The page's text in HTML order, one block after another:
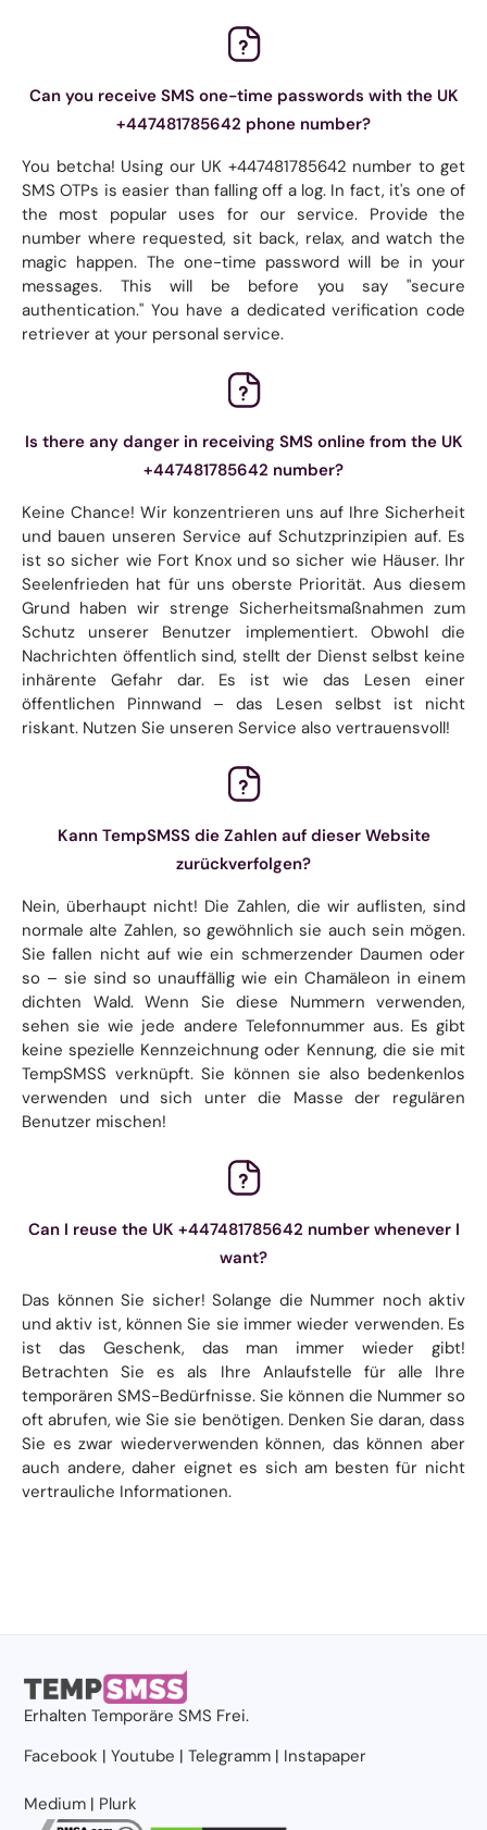
Can you receive SMS one-time passwords with the UK
+447481785642 phone number?
You betcha! Using our UK +447481785642 number to get
SMS OTPs is easier than falling off a log. In fact, it's one of
the most popular uses for our service. Provide the
number where requested, sit back, relax, and watch the
magic happen. The one-time password will be in your
messages. This will be before you say "secure
authentication." You have a dedicated verification code
retriever at your personal service.
Is there any danger in receiving SMS online from the UK
+447481785642 number?
Keine Chance! Wir konzentrieren uns auf Ihre Sicherheit
und bauen unseren Service auf Schutzprinzipien auf. Es
ist so sicher wie Fort Knox und so sicher wie Häuser. Ihr
Seelenfrieden hat für uns oberste Priorität. Aus diesem
Grund haben wir strenge Sicherheitsmaßnahmen zum
Schutz unserer Benutzer implementiert. Obwohl die
Nachrichten öffentlich sind, stellt der Dienst selbst keine
inhärente Gefahr dar. Es ist wie das Lesen einer
öffentlichen Pinnwand – das Lesen selbst ist nicht
riskant. Nutzen Sie unseren Service also vertrauensvoll!
Kann TempSMSS die Zahlen auf dieser Website
zurückverfolgen?
Nein, überhaupt nicht! Die Zahlen, die wir auflisten, sind
normale alte Zahlen, so gewöhnlich sie auch sein mögen.
Sie fallen nicht auf wie ein schmerzender Daumen oder
so – sie sind so unauffällig wie ein Chamäleon in einem
dichten Wald. Wenn Sie diese Nummern verwenden,
sehen sie wie jede andere Telefonnummer aus. Es gibt
keine spezielle Kennzeichnung oder Kennung, die sie mit
TempSMSS verknüpft. Sie können sie also bedenkenlos
verwenden und sich unter die Masse der regulären
Benutzer mischen!
Can I reuse the UK +447481785642 number whenever I
want?
Das können Sie sicher! Solange die Nummer noch aktiv
und aktiv ist, können Sie sie immer wieder verwenden. Es
ist das Geschenk, das man immer wieder gibt!
Betrachten Sie es als Ihre Anlaufstelle für alle Ihre
temporären SMS-Bedürfnisse. Sie können die Nummer so
oft abrufen, wie Sie sie benötigen. Denken Sie daran, dass
Sie es zwar wiederverwenden können, das können aber
auch andere, daher eignet es sich am besten für nicht
vertrauliche Informationen.
ErhaltenTemporäre SMS Frei.
Facebook |Youtube |Telegramm | Instapaper
Medium | Plurk